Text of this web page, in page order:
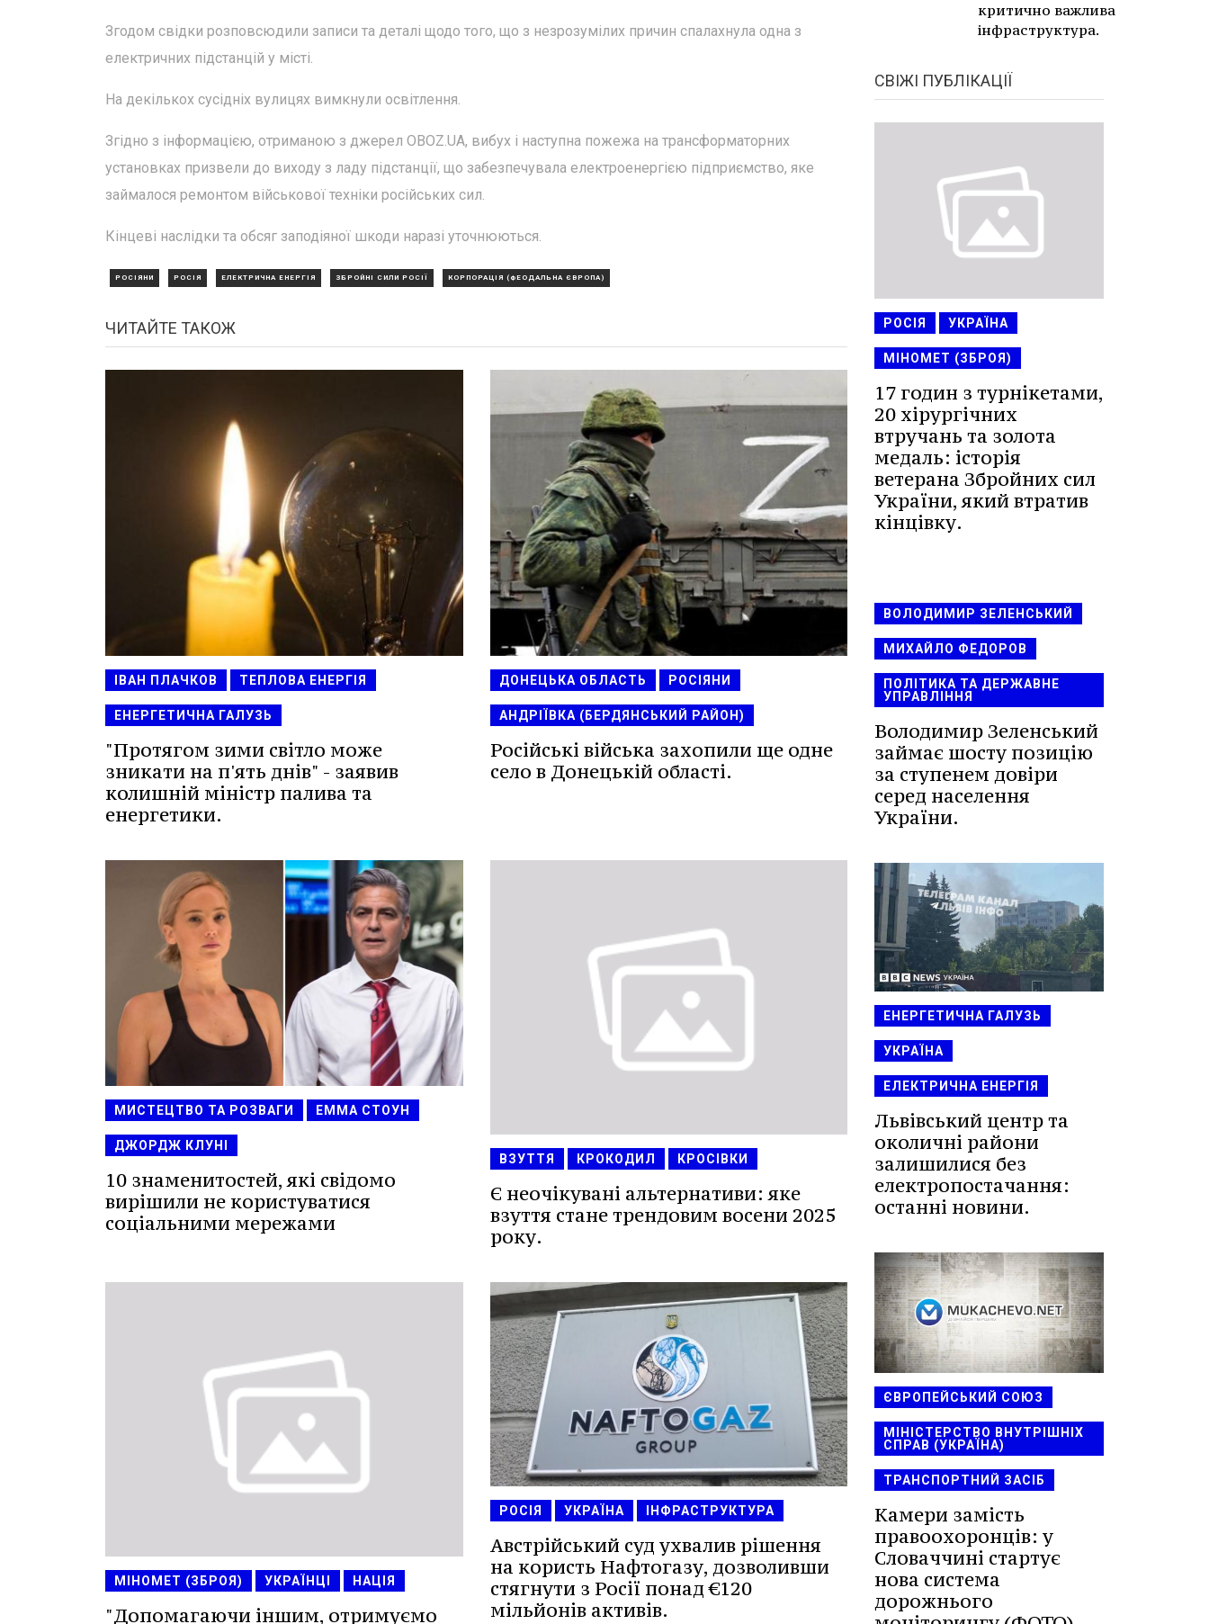
Згодом свідки розповсюдили записи та деталі щодо того, що з незрозумілих причин спалахнула одна з
електричних підстанцій у місті.
На декількох сусідніх вулицях вимкнули освітлення.
Згідно з інформацією, отриманою з джерел OBOZ.UA, вибух і наступна пожежа на трансформаторних
установках призвели до виходу з ладу підстанції, що забезпечувала електроенергією підприємство, яке
займалося ремонтом військової техніки російських сил.
Кінцеві наслідки та обсяг заподіяної шкоди наразі уточнюються.
РОСІЯНИ РОСІЯ ЕЛЕКТРИЧНА ЕНЕРГІЯ ЗБРОЙНІ СИЛИ РОСІЇ КОРПОРАЦІЯ (ФЕОДАЛЬНА ЄВРОПА)
ЧИТАЙТЕ ТАКОЖ
ІВАН ПЛАЧКОВ ТЕПЛОВА ЕНЕРГІЯ
ЕНЕРГЕТИЧНА ГАЛУЗЬ
"Протягом зими світло може
зникати на п'ять днів" - заявив
колишній міністр палива та
енергетики.
ДОНЕЦЬКА ОБЛАСТЬ РОСІЯНИ
АНДРІЇВКА (БЕРДЯНСЬКИЙ РАЙОН)
Російські війська захопили ще одне
село в Донецькій області.
МИСТЕЦТВО ТА РОЗВАГИ ЕММА СТОУН
ДЖОРДЖ КЛУНІ
10 знаменитостей, які свідомо
вирішили не користуватися
соціальними мережами
ВЗУТТЯ КРОКОДИЛ КРОСІВКИ
Є неочікувані альтернативи: яке
взуття стане трендовим восени 2025
року.
МІНОМЕТ (ЗБРОЯ) УКРАЇНЦІ НАЦІЯ
"Допомагаючи іншим, отримуємо
РОСІЯ УКРАЇНА ІНФРАСТРУКТУРА
Австрійський суд ухвалив рішення
на користь Нафтогазу, дозволивши
стягнути з Росії понад €120
мільйонів активів.
критично важлива
інфраструктура.
СВІЖІ ПУБЛІКАЦІЇ
РОСІЯ УКРАЇНА
МІНОМЕТ (ЗБРОЯ)
17 годин з турнікетами,
20 хірургічних
втручань та золота
медаль: історія
ветерана Збройних сил
України, який втратив
кінцівку.
ВОЛОДИМИР ЗЕЛЕНСЬКИЙ
МИХАЙЛО ФЕДОРОВ
ПОЛІТИКА ТА ДЕРЖАВНЕ
УПРАВЛІННЯ
Володимир Зеленський
займає шосту позицію
за ступенем довіри
серед населення
України.
ЕНЕРГЕТИЧНА ГАЛУЗЬ
УКРАЇНА
ЕЛЕКТРИЧНА ЕНЕРГІЯ
Львівський центр та
околичні райони
залишилися без
електропостачання:
останні новини.
ЄВРОПЕЙСЬКИЙ СОЮЗ
МІНІСТЕРСТВО ВНУТРІШНІХ
СПРАВ (УКРАЇНА)
ТРАНСПОРТНИЙ ЗАСІБ
Камери замість
правоохоронців: у
Словаччині стартує
нова система
дорожнього